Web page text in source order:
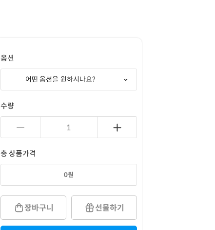
옵션
어떤 옵션을 원하시나요?
수량
총 상품가격
0원
장바구니 선물하기